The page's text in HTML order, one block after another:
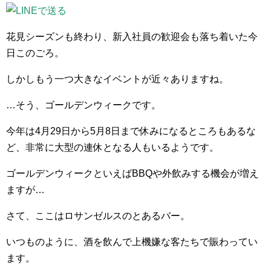
花見シーズンも終わり、新入社員の歓迎会も落ち着いた今
日このごろ。
しかしもう一つ大きなイベントが近々ありますね。
…そう、ゴールデンウィークです。
今年は4月29日から5月8日まで休みになるところもあるな
ど、非常に大型の連休となる人もいるようです。
ゴールデンウィークといえばBBQや外飲みする機会が増え
ますが…
さて、ここは ロサンゼルスのとあるバー。
いつものように、酒を飲んで上機嫌な客たちで賑わってい
ます。